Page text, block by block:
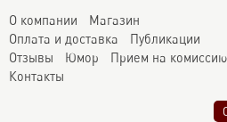
О компании
Магазин
Оплата и доставка
Публикации
Отзывы
Юмор
Прием на комиссию
Контакты